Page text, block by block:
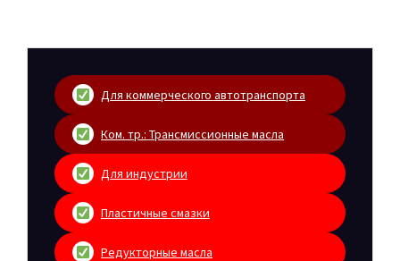
Для коммерческого автотранспорта
Ком. тр.: Трансмиссионные масла
Для индустрии
Пластичные смазки
Редукторные масла